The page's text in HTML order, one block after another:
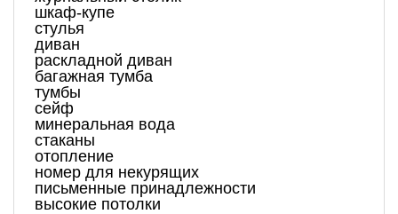
шкаф-купе
стулья
диван
раскладной диван
багажная тумба
тумбы
сейф
минеральная вода
стаканы
отопление
номер для некурящих
письменные принадлежности
высокие потолки